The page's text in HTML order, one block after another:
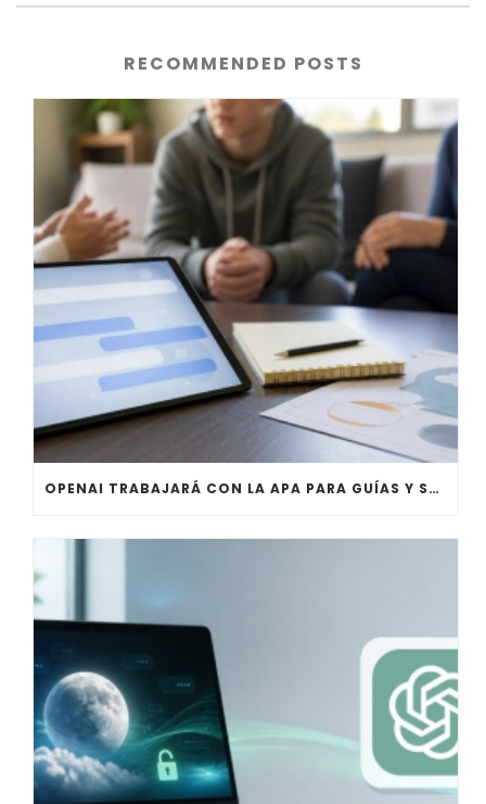
RECOMMENDED POSTS
OPENAI TRABAJARÁ CON LA APA PARA GUÍAS Y SALVAGUARDAS DE IA PARA JÓVENES